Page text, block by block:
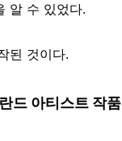
알 수 있었다.
된 것이다.
드 아티스트 작품